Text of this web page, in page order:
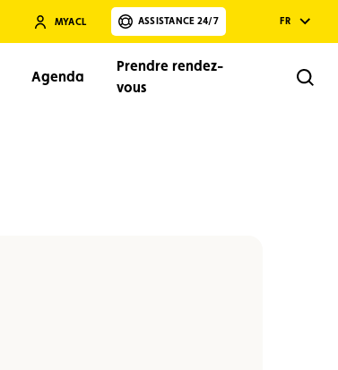
MYACL ASSISTANCE 24/7 FR
Agenda
Prendre rendez-
vous